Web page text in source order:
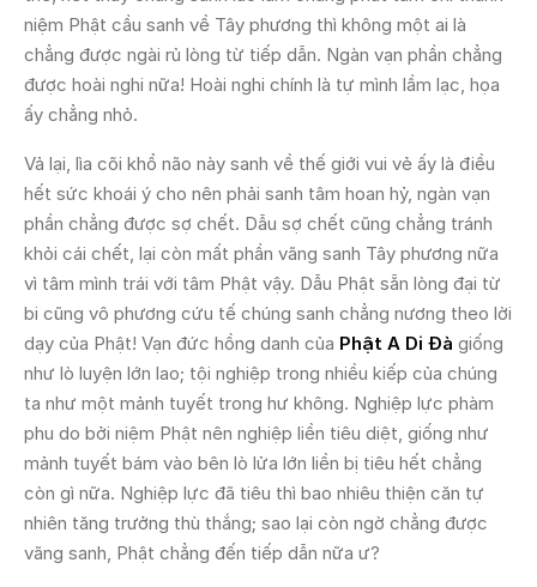
niệm Phật cầu sanh về Tây phương thì không một ai là
chẳng được ngài rủ lòng từ tiếp dẫn. Ngàn vạn phần chẳng
được hoài nghi nữa! Hoài nghi chính là tự mình lầm lạc, họa
ấy chẳng nhỏ.
Vả lại, lìa cõi khổ não này sanh về thế giới vui vẻ ấy là điều
hết sức khoái ý cho nên phải sanh tâm hoan hỷ, ngàn vạn
phần chẳng được sợ chết. Dẫu sợ chết cũng chẳng tránh
khỏi cái chết, lại còn mất phần vãng sanh Tây phương nữa
vì tâm mình trái với tâm Phật vậy. Dẫu Phật sẵn lòng đại từ
bi cũng vô phương cứu tế chúng sanh chẳng nương theo lời
dạy của Phật! Vạn đức hồng danh của Phật A Di Ðà giống
như lò luyện lớn lao; tội nghiệp trong nhiều kiếp của chúng
ta như một mảnh tuyết trong hư không. Nghiệp lực phàm
phu do bởi niệm Phật nên nghiệp liền tiêu diệt, giống như
mảnh tuyết bám vào bên lò lửa lớn liền bị tiêu hết chẳng
còn gì nữa. Nghiệp lực đã tiêu thì bao nhiêu thiện căn tự
nhiên tăng trưởng thù thắng; sao lại còn ngờ chẳng được
vãng sanh, Phật chẳng đến tiếp dẫn nữa ư?